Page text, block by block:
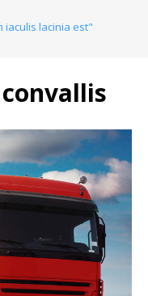
iaculis lacinia est"